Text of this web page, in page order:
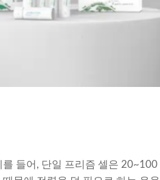
들어, 단일 프리즘 셀은 20~100